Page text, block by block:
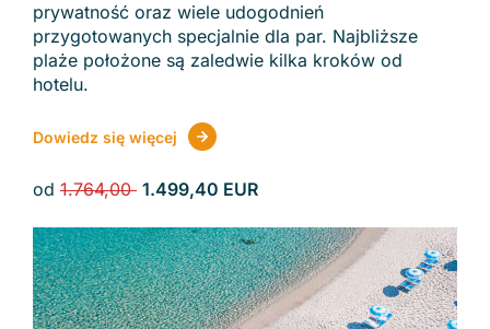
prywatność oraz wiele udogodnień
przygotowanych specjalnie dla par. Najbliższe
plaże położone są zaledwie kilka kroków od
hotelu.
Dowiedz się więcej
od 1.764,00 1.499,40 EUR